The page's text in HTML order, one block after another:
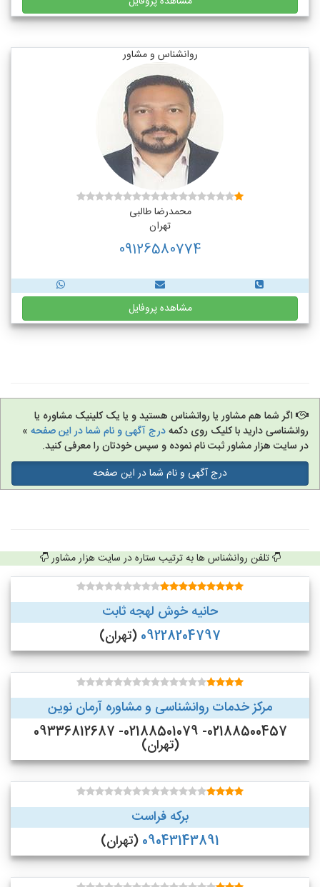
روانشناس و مشاور
محمدرضا طالبی
تهران
09126580774
مشاهده پروفایل
اگر شما هم مشاور یا روانشناس هستید و یا یک کلینیک مشاوره یا
روانشناسی دارید با کلیک روی دکمهدرج آگهی و نام شما در این صفحه »
در سایت هزار مشاور ثبت نام نموده و سپس خودتان را معرفی کنید.
درج آگهی و نام شما در این صفحه
تلفن روانشناس ها به ترتیب ستاره در سایت هزار مشاور
حانیه خوش لهجه ثابت
09228204797 (تهران)
مرکز خدمات روانشناسی و مشاوره آرمان نوین
02188500457- 02188501079- 09336812687
(تهران)
برکه فراست
09043143891 (تهران)